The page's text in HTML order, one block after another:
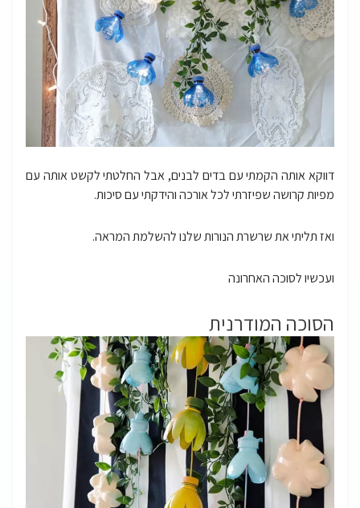
דווקא אותה הקמתי עם בדים לבנים, אבל החלטתי לקשט אותה עם
מפיות קרושה שפיזרתי לכל אורכה והידקתי עם סיכות.
ואז תליתי את שרשרת הנורות שלנו להשלמת המראה.
ועכשיו לסוכה האחרונה
הסוכה המודרנית